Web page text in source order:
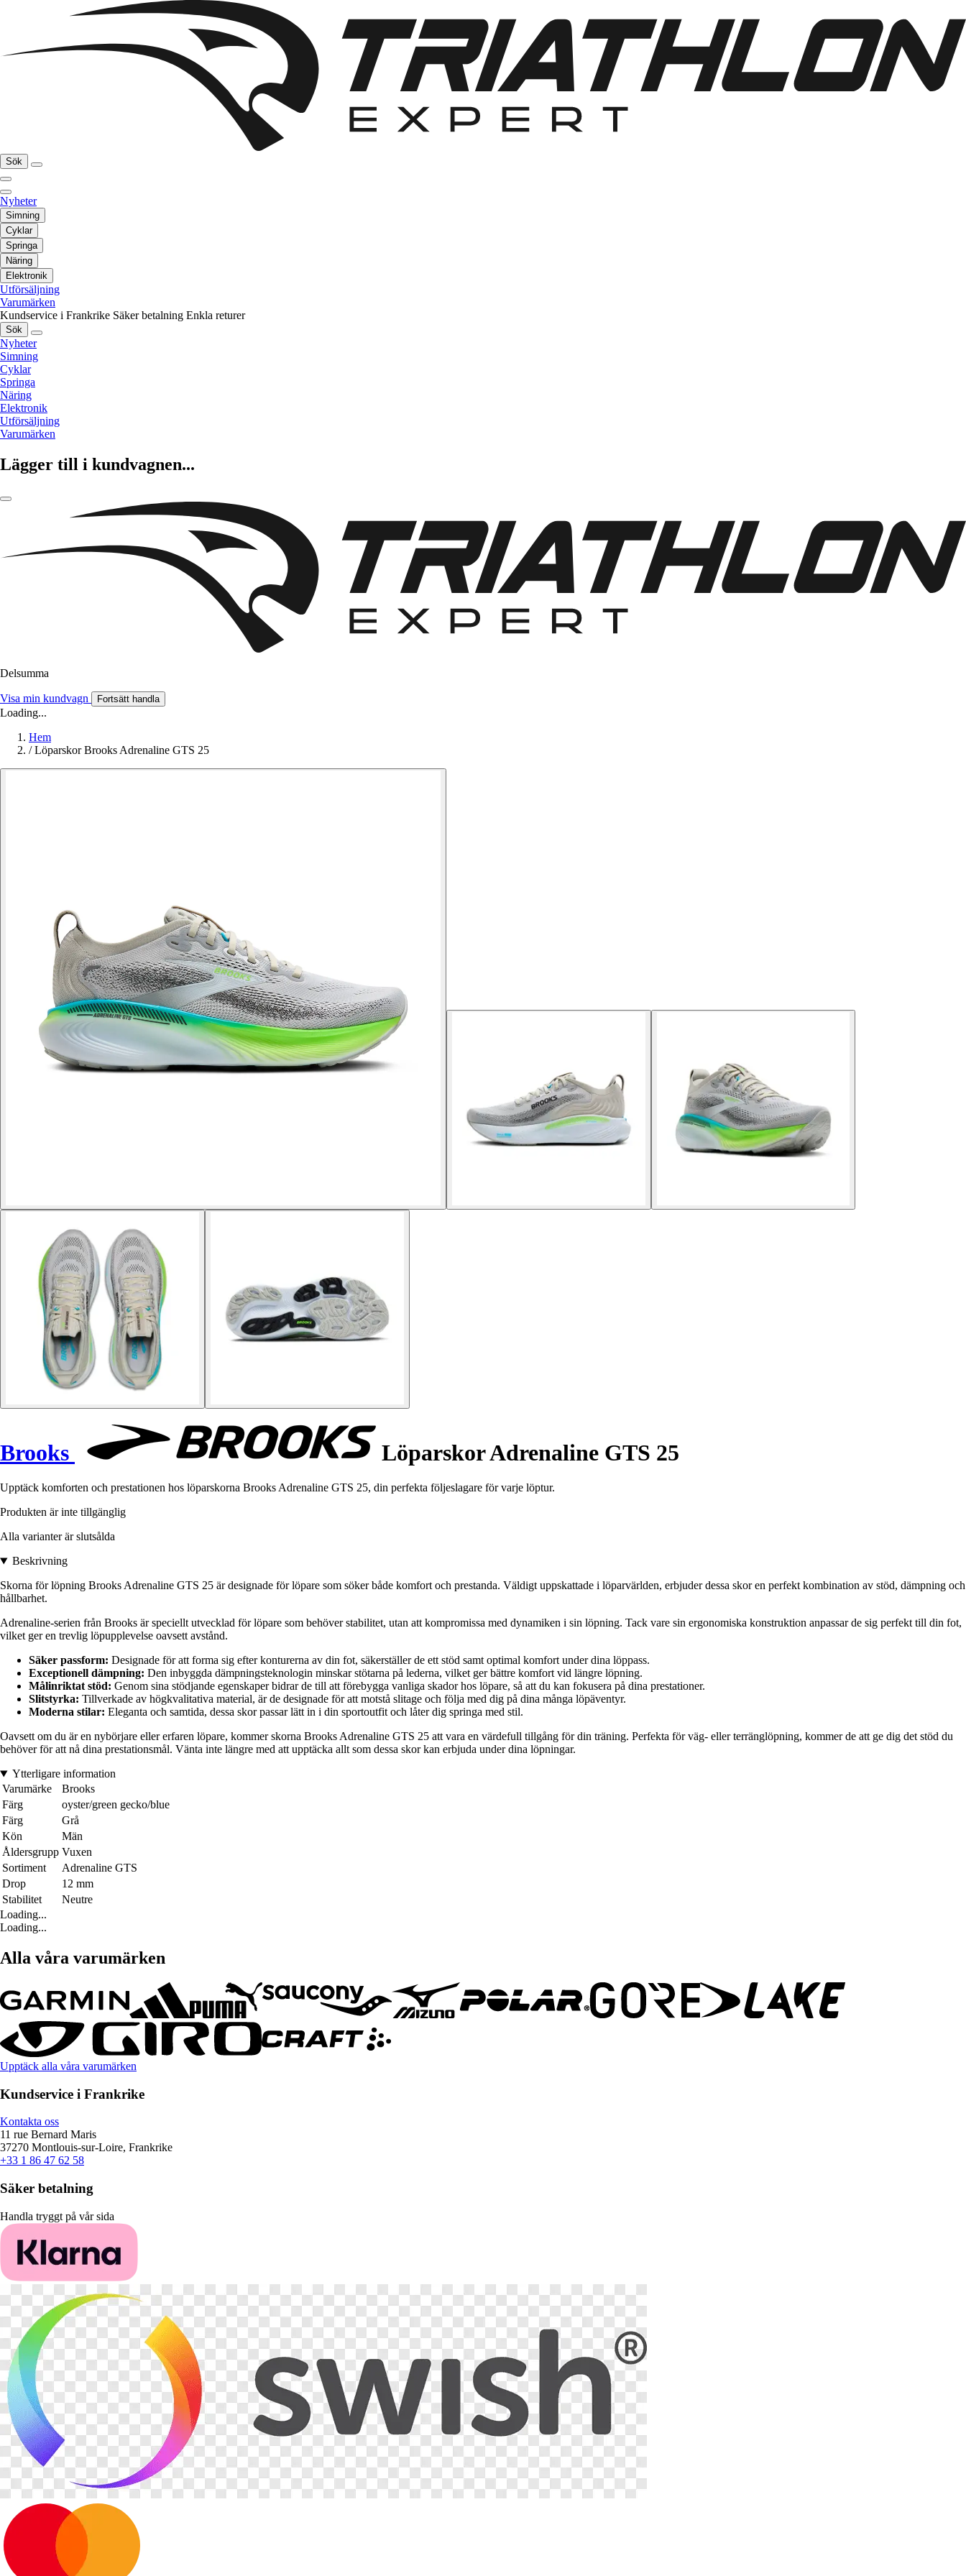
Sök
Nyheter
Simning
Cyklar
Springa
Näring
Elektronik
Utförsäljning
Varumärken
Kundservice i Frankrike Säker betalning Enkla returer
Sök
Nyheter
Simning
Cyklar
Springa
Näring
Elektronik
Utförsäljning
Varumärken
Lägger till i kundvagnen...
Delsumma
Visa min kundvagn Fortsätt handla
Loading...
Hem
/ Löparskor Brooks Adrenaline GTS 25
Brooks Löparskor Adrenaline GTS 25
Upptäck komforten och prestationen hos löparskorna Brooks Adrenaline GTS 25, din perfekta följeslagare för varje löptur.
Produkten är inte tillgänglig
Alla varianter är slutsålda
Beskrivning
Skorna för löpning Brooks Adrenaline GTS 25 är designade för löpare som söker både komfort och prestanda. Väldigt uppskattade i löparvärlden, erbjuder dessa skor en perfekt kombination av stöd, dämpning och
hållbarhet.
Adrenaline-serien från Brooks är speciellt utvecklad för löpare som behöver stabilitet, utan att kompromissa med dynamiken i sin löpning. Tack vare sin ergonomiska konstruktion anpassar de sig perfekt till din fot,
vilket ger en trevlig löpupplevelse oavsett avstånd.
Säker passform: Designade för att forma sig efter konturerna av din fot, säkerställer de ett stöd samt optimal komfort under dina löppass.
Exceptionell dämpning: Den inbyggda dämpningsteknologin minskar stötarna på lederna, vilket ger bättre komfort vid längre löpning.
Målinriktat stöd: Genom sina stödjande egenskaper bidrar de till att förebygga vanliga skador hos löpare, så att du kan fokusera på dina prestationer.
Slitstyrka: Tillverkade av högkvalitativa material, är de designade för att motstå slitage och följa med dig på dina många löpäventyr.
Moderna stilar: Eleganta och samtida, dessa skor passar lätt in i din sportoutfit och låter dig springa med stil.
Oavsett om du är en nybörjare eller erfaren löpare, kommer skorna Brooks Adrenaline GTS 25 att vara en värdefull tillgång för din träning. Perfekta för väg- eller terränglöpning, kommer de att ge dig det stöd du
behöver för att nå dina prestationsmål. Vänta inte längre med att upptäcka allt som dessa skor kan erbjuda under dina löpningar.
Ytterligare information
Varumärke
Brooks
Färg
oyster/green gecko/blue
Färg
Grå
Kön
Män
Åldersgrupp Vuxen
Sortiment
Adrenaline GTS
Drop
12 mm
Stabilitet
Neutre
Loading...
Loading...
Alla våra varumärken
Upptäck alla våra varumärken
Kundservice i Frankrike
Kontakta oss
11 rue Bernard Maris
37270 Montlouis-sur-Loire, Frankrike
+33 1 86 47 62 58
Säker betalning
Handla tryggt på vår sida